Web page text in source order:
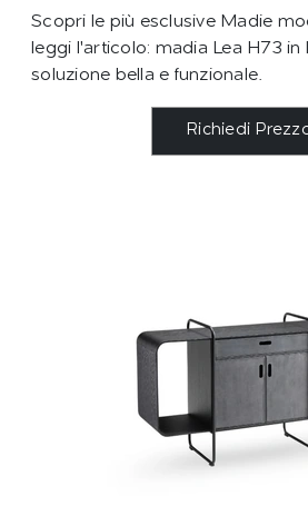
Scopri le più esclusive Madie
leggi l'articolo: madia Lea H73
soluzione bella e funzionale.
Richiedi